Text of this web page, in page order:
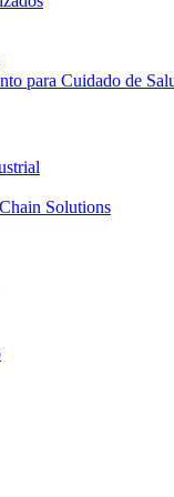
para Cuidado de
Solutions